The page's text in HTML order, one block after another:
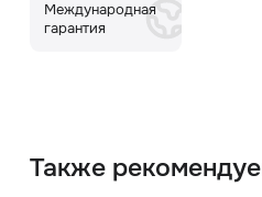
Международная
гарантия
Также